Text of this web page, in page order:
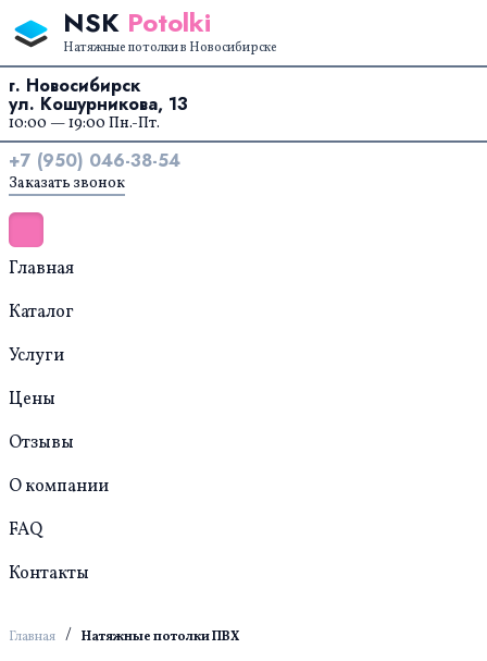
Перейти к содержанию
NSK Potolki
Натяжные потолки в Новосибирске
г. Новосибирск
ул. Кошурникова, 13
10:00 — 19:00 Пн.-Пт.
+7 (950) 046-38-54
Заказать звонок
Главная
Каталог
Услуги
Цены
Отзывы
О компании
FAQ
Контакты
Главная / Натяжные потолки ПВХ